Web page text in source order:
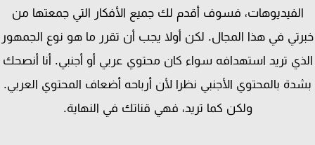
فسوف أقدم لك جميع الأفكار التي جمعتها من
في هذا المجال. لكن أولا يجب أن تقرر ما هو نوع الجمهور
تريد استهدافه سواء كان محتوي عربي أو أجنبي. أنا أنصحك
بالمحتوي الأجنبي نظرا لأن أرباحه أضعاف المحتوي العربي.
ولكن كما تريد، فهي قناتك في النهاية.